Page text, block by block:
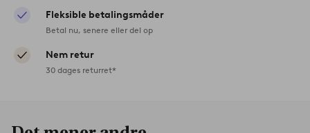
Fleksible betalingsmåder
Betal nu, senere eller del op
Nem retur
30 dages returret*